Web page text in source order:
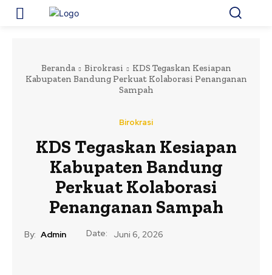
Beranda Birokrasi
KDS Tegaskan Kesiapan
Kabupaten Bandung Perkuat Kolaborasi Penanganan
Sampah
Birokrasi
KDS Tegaskan Kesiapan
Kabupaten Bandung
Perkuat Kolaborasi
Penanganan Sampah
By: Admin Date: Juni 6, 2026